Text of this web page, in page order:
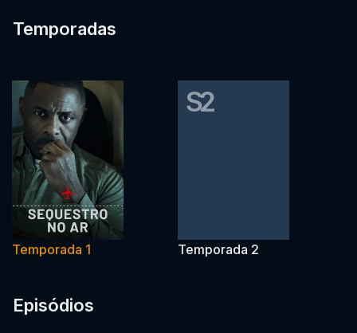
Temporadas
Temporada 1
S2
Temporada 2
Episódios